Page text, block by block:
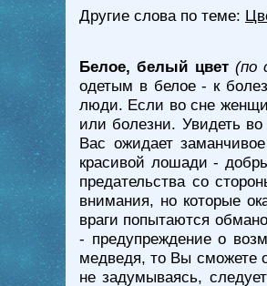
Другие слова по теме:
Белое, белый цвет (по
одетым в белое - к
люди. Если во сне
или болезни. Увидеть
Вас ожидает
красивой лошади -
предательства со
внимания, но которые
враги попытаются
- предупреждение о
медведя, то Вы сможете
не задумываясь,